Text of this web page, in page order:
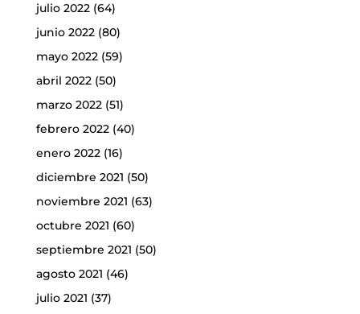
julio 2022(64)
junio 2022(80)
mayo 2022(59)
abril 2022(50)
marzo 2022(51)
febrero 2022(40)
enero 2022(16)
diciembre 2021 (50)
noviembre 2021 (63)
octubre 2021 (60)
septiembre 2021 (50)
agosto 2021 (46)
julio 2021 (37)